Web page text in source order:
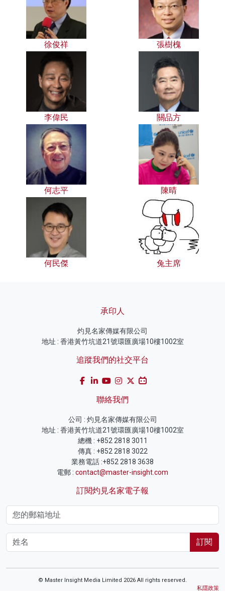
徐俊祥 張樹槐
李偉民 關品方
何志平 陳晴
何民傑 兔主席
承印人
灼見名家傳媒有限公司
地址 : 香港黃竹坑道21號環匯廣場10樓1002室
追蹤我們的社交平台
聯絡我們
公司 : 灼見名家傳媒有限公司
地址 : 香港黃竹坑道21號環匯廣場10樓1002室
總機 : +852 2818 3011
傳真 : +852 2818 3022
業務電話 :+852 2818 3638
電郵 : contact@master-insight.com
訂閱灼見名家電子報
訂閱
© Master Insight Media Limited 2026 All rights reserved.
私隱政策